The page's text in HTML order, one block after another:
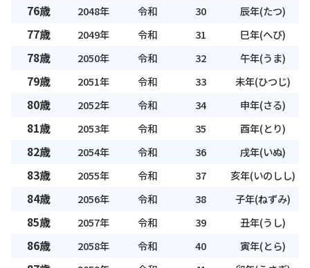
76歳 2048年 令和 30 辰年(たつ)
77歳 2049年 令和 31 巳年(へび)
78歳 2050年 令和 32 午年(うま)
79歳 2051年 令和 33 未年(ひつじ)
80歳 2052年 令和 34 申年(さる)
81歳 2053年 令和 35 酉年(とり)
82歳 2054年 令和 36 戌年(いぬ)
83歳 2055年 令和 37 亥年(いのしし)
84歳 2056年 令和 38 子年(ねずみ)
85歳 2057年 令和 39 丑年(うし)
86歳 2058年 令和 40 寅年(とら)